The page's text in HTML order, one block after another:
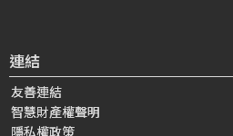
敬愛的上師, 感謝您 436 講替弟子
斥毀謗餘法的因, 乃至「記住!」法
劫」「捨頭目...
連結
友善連結
智慧財產權聲明
隱私權政策